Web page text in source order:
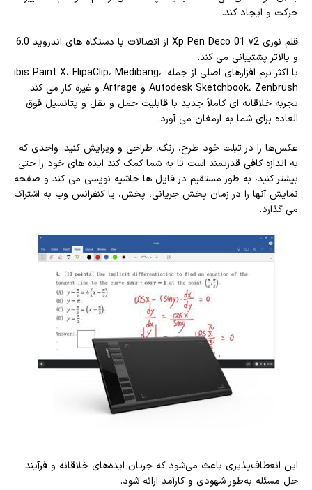
حرکت و ایجاد کند.
قلم نوری Xp Pen Deco 01 v2 از اتصالات با دستگاه های اندروید 6.0
و بالاتر پشتیبانی می کند.
با اکثر نرم افزارهای اصلی از جمله: ibis Paint X، FlipaClip، Medibang،
Autodesk Sketchbook، Zenbrush و Artrage و غیره کار می کند.
تجربه خلاقانه ای کاملاً جدید با قابلیت حمل و نقل و پتانسیل فوق
العاده برای شما به ارمغان می آورد.
عکس‌ها را در تبلت خود طرح، رنگ، طراحی و ویرایش کنید. واحدی که
به اندازه کافی قدرتمند است تا به شما کمک کند ایده های خود را حتی
بیشتر کنید، به طور مستقیم در فایل ها حاشیه نویسی می کند و صفحه
نمایش آنها را در زمان پخش جریانی، پخش، یا کنفرانس وب به اشتراک
می گذارد.
این انعطاف‌پذیری باعث می‌شود که جریان ایده‌های خلاقانه و فرآیند
حل مسئله به‌طور شهودی و کارآمد ارائه شود.